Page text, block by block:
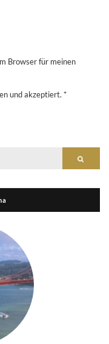
Browser für meinen
und akzeptiert. *